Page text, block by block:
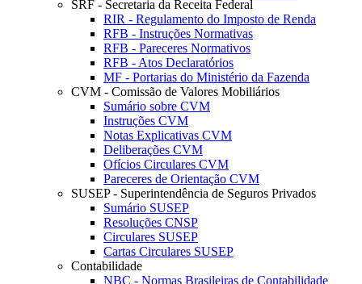
SRF - Secretaria da Receita Federal
RIR - Regulamento do Imposto de Renda
RFB - Instruções Normativas
RFB - Pareceres Normativos
RFB - Atos Declaratórios
MF - Portarias do Ministério da Fazenda
CVM - Comissão de Valores Mobiliários
Sumário sobre CVM
Instruções CVM
Notas Explicativas CVM
Deliberações CVM
Ofícios Circulares CVM
Pareceres de Orientação CVM
SUSEP - Superintendência de Seguros Privados
Sumário SUSEP
Resoluções CNSP
Circulares SUSEP
Cartas Circulares SUSEP
Contabilidade
NBC - Normas Brasileiras de Contabilidade